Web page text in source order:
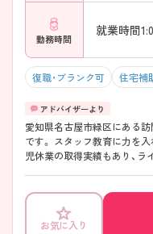
勤務時間
就業時間
復職・ブランク可 住宅補
愛知県名古屋市緑区にある
です。 スタッフ教育に力を
児休業の取得実績もあり、
高いモチベーションを保っ
接対策ポイントなど、さらに
談ください！
お気に入り